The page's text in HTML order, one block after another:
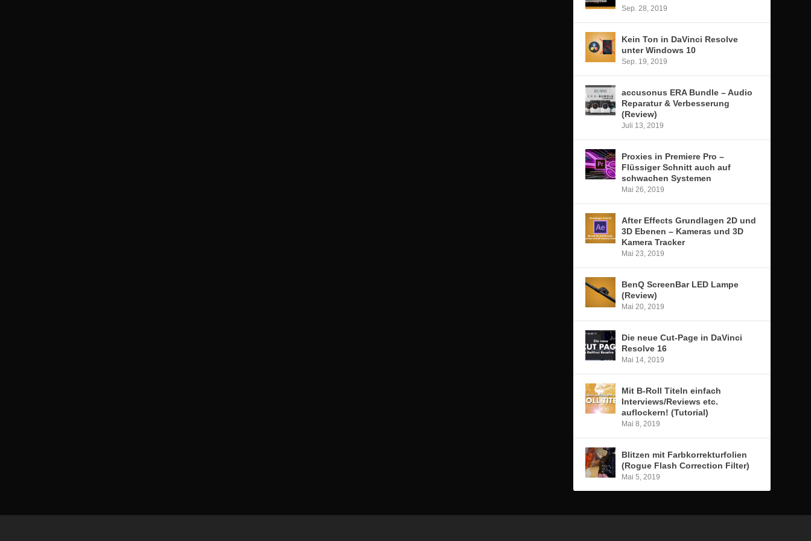
Sep. 28, 2019
Kein Ton in DaVinci Resolve
unter Windows 10
Sep. 19, 2019
accusonus ERA Bundle – Audio
Reparatur & Verbesserung
(Review)
Juli 13, 2019
Proxies in Premiere Pro –
Flüssiger Schnitt auch auf
schwachen Systemen
Mai 26, 2019
After Effects Grundlagen 2D und
3D Ebenen – Kameras und 3D
Kamera Tracker
Mai 23, 2019
BenQ ScreenBar LED Lampe
(Review)
Mai 20, 2019
Die neue Cut-Page in DaVinci
Resolve 16
Mai 14, 2019
Mit B-Roll Titeln einfach
Interviews/Reviews etc.
auflockern! (Tutorial)
Mai 8, 2019
Blitzen mit Farbkorrekturfolien
(Rogue Flash Correction Filter)
Mai 5, 2019